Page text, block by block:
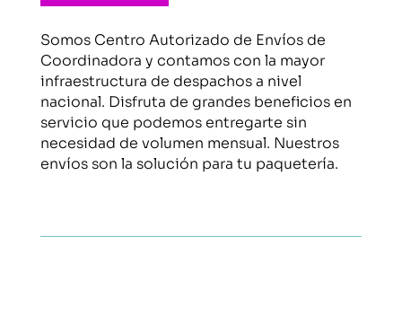
Somos Centro Autorizado de Envíos de
Coordinadora y contamos con la mayor
infraestructura de despachos a nivel
nacional. Disfruta de grandes beneficios en
servicio que podemos entregarte sin
necesidad de volumen mensual. Nuestros
envíos son la solución para tu paquetería.